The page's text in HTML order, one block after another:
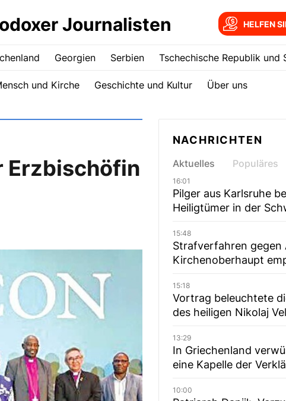
Journalisten HELFEN
Georgien Serbien Tschechische Republik und
und Kirche Geschichte und Kultur Über uns
Erzbischöfin
NACHRICHTEN
Aktuelles Populäres
16:01
Pilger aus Karlsruhe
Heiligtümer in der
15:48
Strafverfahren gegen
Kirchenoberhaupt
15:18
Vortrag beleuchtete
des heiligen Nikolaj
13:29
In Griechenland
eine Kapelle der
10:00